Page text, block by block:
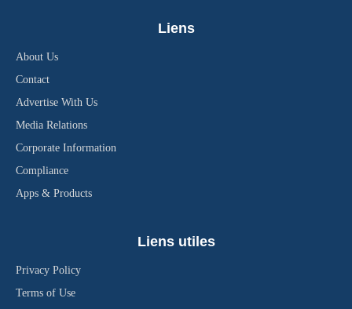
Liens
About Us
Contact
Advertise With Us
Media Relations
Corporate Information
Compliance
Apps & Products
Liens utiles
Privacy Policy
Terms of Use